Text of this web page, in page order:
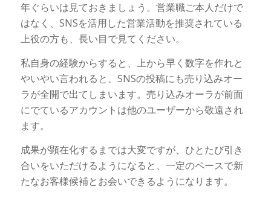
年ぐらいは見ておきましょう。営業職ご本人だけで
はなく、SNSを活用した営業活動を推奨されている
上役の方も、長い目で見てください。
私自身の経験からすると、上から早く数字を作れと
やいやい言われると、SNSの投稿にも売り込みオー
ラが全開で出てしまいます。売り込みオーラが前面
にでているアカウントは他のユーザーから敬遠され
ます。
成果が顕在化するまでは大変ですが、ひとたび引き
合いをいただけるようになると、一定のペースで新
たなお客様候補とお会いできるようになります。